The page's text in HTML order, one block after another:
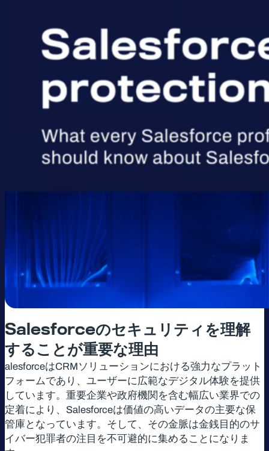
Salesforceのセキュリティを理解
することが重要な理由
alesforceはCRMソリューションにおける強力なプラット
フォームであり、ユーザーに広範なデジタル体験を提供
しています。重要企業や政府機関を含む幅広い業界での
定着により、Salesforceは価値の高いデータの主要な保
管庫となっています。そして、その金脈は金銭目的のサ
イバー犯罪者の注目を不可避的に集めることになりま